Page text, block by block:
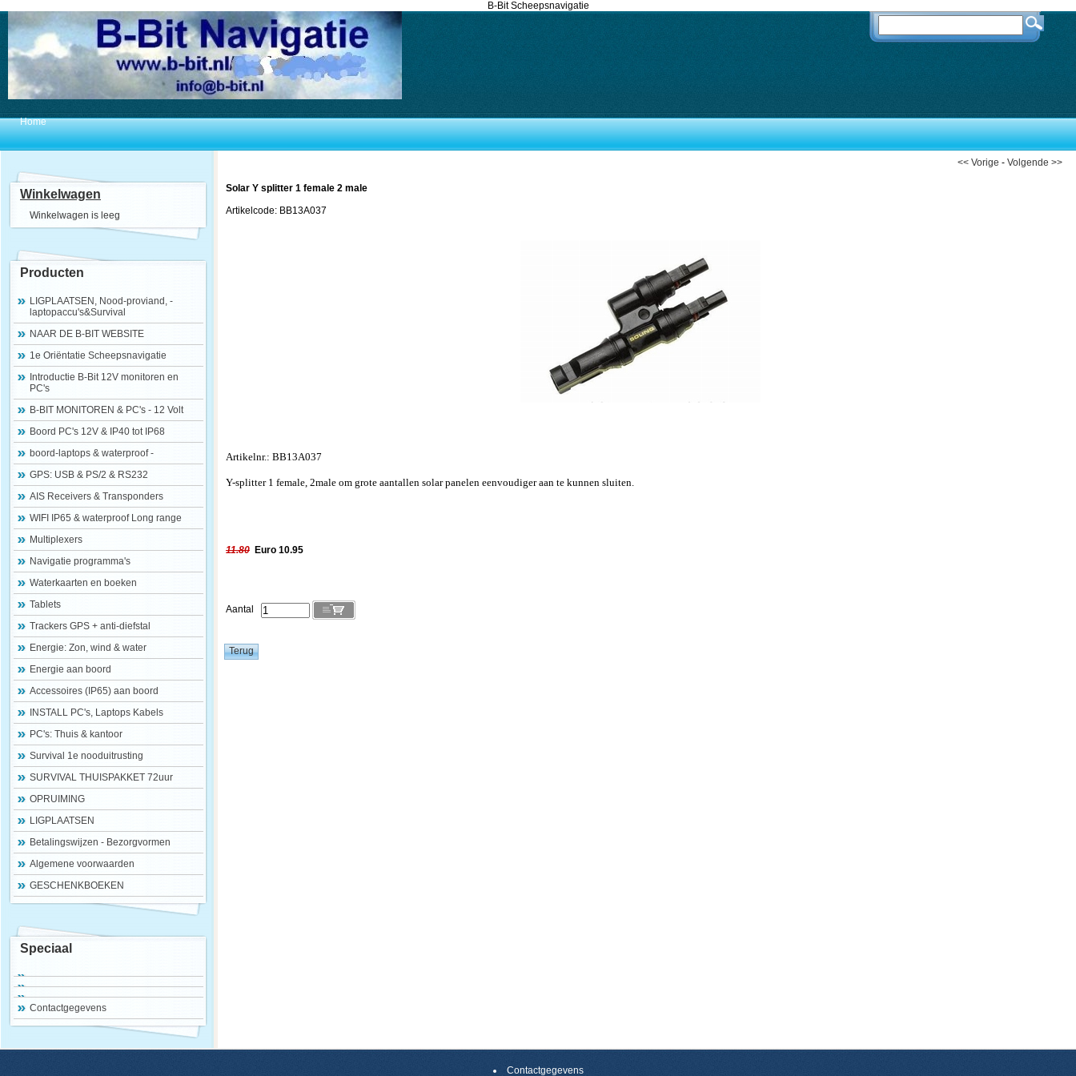
B-Bit Scheepsnavigatie
Home
Winkelwagen
Winkelwagen is leeg
Producten
LIGPLAATSEN, Nood-proviand, -
laptopaccu's&Survival
NAAR DE B-BIT WEBSITE
1e Oriëntatie Scheepsnavigatie
Introductie B-Bit 12V monitoren en
PC's
B-BIT MONITOREN & PC's - 12 Volt
Boord PC's 12V & IP40 tot IP68
boord-laptops & waterproof -
GPS: USB & PS/2 & RS232
AIS Receivers & Transponders
WIFI IP65 & waterproof Long range
Multiplexers
Navigatie programma's
Waterkaarten en boeken
Tablets
Trackers GPS + anti-diefstal
Energie: Zon, wind & water
Energie aan boord
Accessoires (IP65) aan boord
INSTALL PC's, Laptops Kabels
PC's: Thuis & kantoor
Survival 1e nooduitrusting
SURVIVAL THUISPAKKET 72uur
OPRUIMING
LIGPLAATSEN
Betalingswijzen - Bezorgvormen
Algemene voorwaarden
GESCHENKBOEKEN
Speciaal
Contactgegevens
<< Vorige - Volgende >>
Solar Y splitter 1 female 2 male
Artikelcode: BB13A037
Artikelnr.: BB13A037
Y-splitter 1 female, 2male om grote aantallen solar panelen eenvoudiger aan te kunnen sluiten.
11.80 Euro 10.95
Aantal
Contactgegevens